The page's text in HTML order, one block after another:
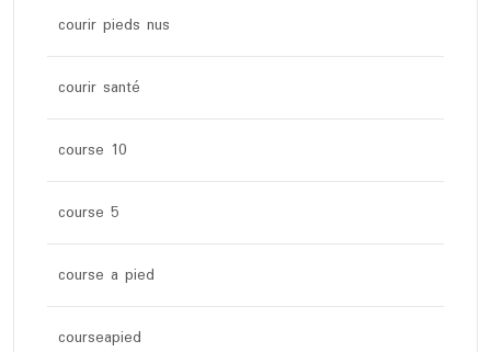
courir pieds nus
courir santé
course 10
course 5
course a pied
courseapied